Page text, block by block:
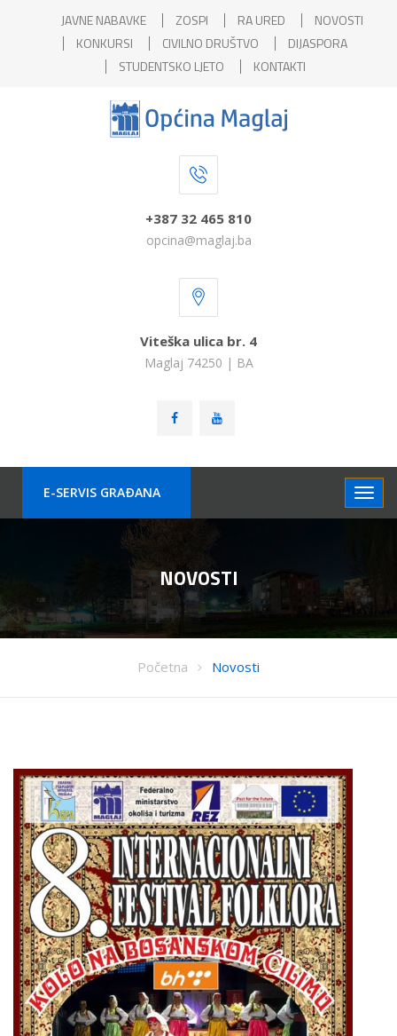
JAVNE NABAVKE ZOSPI RA URED
NOVOSTI
KONKURSI
CIVILNO DRUŠTVO
DIJASPORA
STUDENTSKO LJETO
KONTAKTI
+387 32 465 810
opcina@maglaj.ba
Viteška ulica br. 4
Maglaj 74250 | BA
E-SERVIS GRAÐANA
NOVOSTI
Početna Novosti